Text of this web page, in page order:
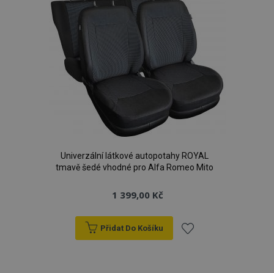
Univerzální látkové autopotahy ROYAL
tmavě šedé vhodné pro Alfa Romeo Mito
1 399,00 Kč
Přidat Do Košíku